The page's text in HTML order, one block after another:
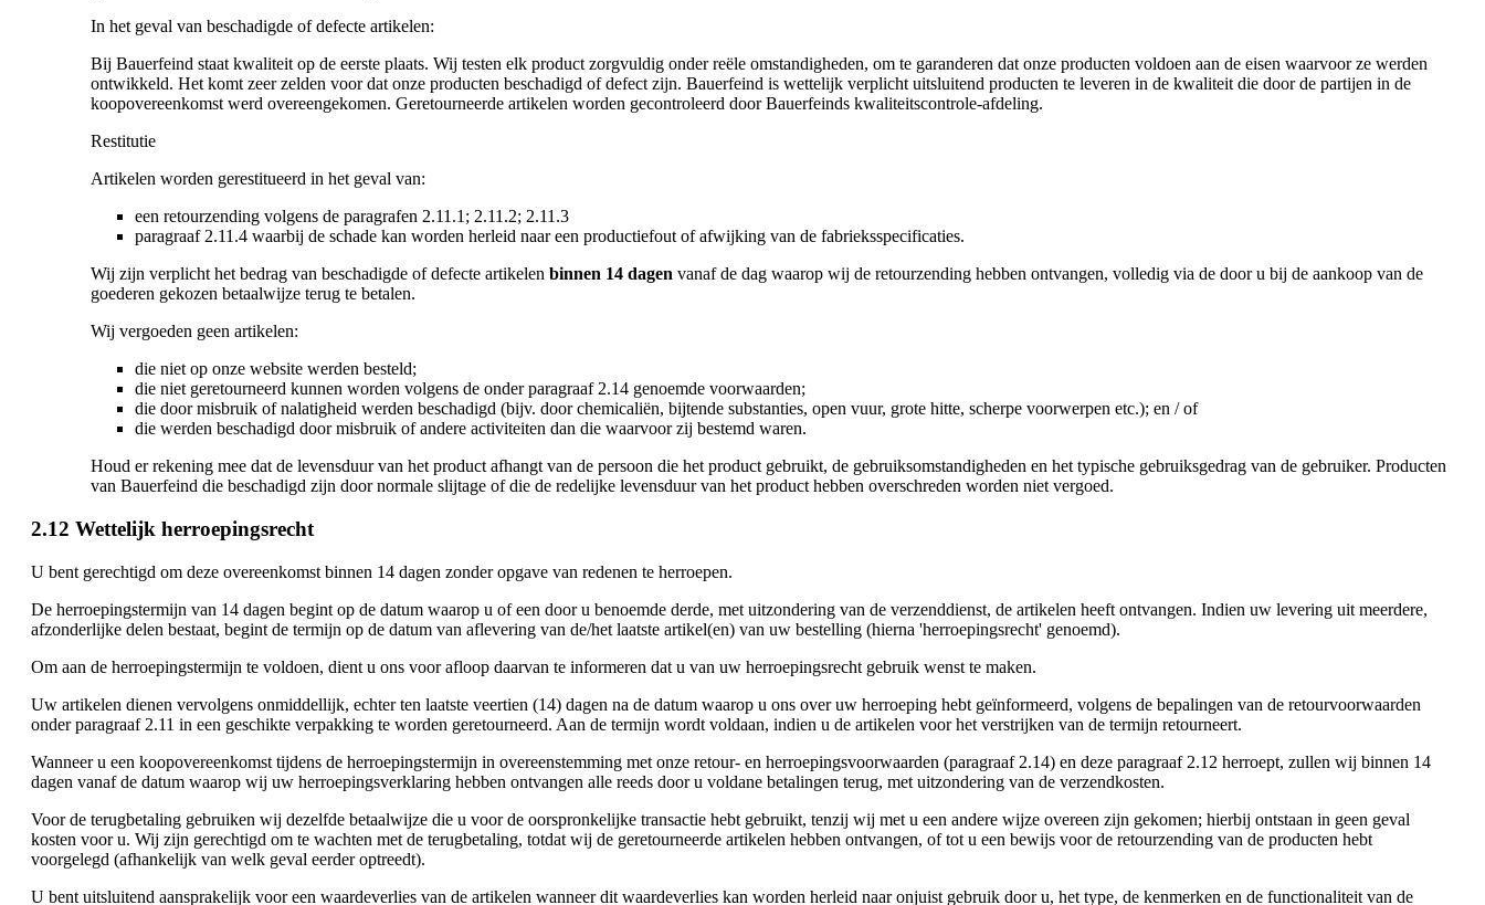
In het geval van beschadigde of defecte artikelen:
Bij Bauerfeind staat kwaliteit op de eerste plaats. Wij testen elk product zorgvuldig onder reële omstandigheden, om te garanderen dat onze producten voldoen aan de eisen waarvoor ze werden
ontwikkeld. Het komt zeer zelden voor dat onze producten beschadigd of defect zijn. Bauerfeind is wettelijk verplicht uitsluitend producten te leveren in de kwaliteit die door de partijen in de
koopovereenkomst werd overeengekomen. Geretourneerde artikelen worden gecontroleerd door Bauerfeinds kwaliteitscontrole-afdeling.
Restitutie
Artikelen worden gerestitueerd in het geval van:
een retourzending volgens de paragrafen 2.11.1; 2.11.2; 2.11.3
paragraaf 2.11.4 waarbij de schade kan worden herleid naar een productiefout of afwijking van de fabrieksspecificaties.
Wij zijn verplicht het bedrag van beschadigde of defecte artikelen binnen 14 dagen vanaf de dag waarop wij de retourzending hebben ontvangen, volledig via de door u bij de aankoop van de
goederen gekozen betaalwijze terug te betalen.
Wij vergoeden geen artikelen:
die niet op onze website werden besteld;
die niet geretourneerd kunnen worden volgens de onder paragraaf 2.14 genoemde voorwaarden;
die door misbruik of nalatigheid werden beschadigd (bijv. door chemicaliën, bijtende substanties, open vuur, grote hitte, scherpe voorwerpen etc.); en / of
die werden beschadigd door misbruik of andere activiteiten dan die waarvoor zij bestemd waren.
Houd er rekening mee dat de levensduur van het product afhangt van de persoon die het product gebruikt, de gebruiksomstandigheden en het typische gebruiksgedrag van de gebruiker. Producten
van Bauerfeind die beschadigd zijn door normale slijtage of die de redelijke levensduur van het product hebben overschreden worden niet vergoed.
2.12 Wettelijk herroepingsrecht
U bent gerechtigd om deze overeenkomst binnen 14 dagen zonder opgave van redenen te herroepen.
De herroepingstermijn van 14 dagen begint op de datum waarop u of een door u benoemde derde, met uitzondering van de verzenddienst, de artikelen heeft ontvangen. Indien uw levering uit meerdere,
afzonderlijke delen bestaat, begint de termijn op de datum van aflevering van de/het laatste artikel(en) van uw bestelling (hierna 'herroepingsrecht' genoemd).
Om aan de herroepingstermijn te voldoen, dient u ons voor afloop daarvan te informeren dat u van uw herroepingsrecht gebruik wenst te maken.
Uw artikelen dienen vervolgens onmiddellijk, echter ten laatste veertien (14) dagen na de datum waarop u ons over uw herroeping hebt geïnformeerd, volgens de bepalingen van de retourvoorwaarden
onder paragraaf 2.11 in een geschikte verpakking te worden geretourneerd. Aan de termijn wordt voldaan, indien u de artikelen voor het verstrijken van de termijn retourneert.
Wanneer u een koopovereenkomst tijdens de herroepingstermijn in overeenstemming met onze retour- en herroepingsvoorwaarden (paragraaf 2.14) en deze paragraaf 2.12 herroept, zullen wij binnen 14
dagen vanaf de datum waarop wij uw herroepingsverklaring hebben ontvangen alle reeds door u voldane betalingen terug, met uitzondering van de verzendkosten.
Voor de terugbetaling gebruiken wij dezelfde betaalwijze die u voor de oorspronkelijke transactie hebt gebruikt, tenzij wij met u een andere wijze overeen zijn gekomen; hierbij ontstaan in geen geval
kosten voor u. Wij zijn gerechtigd om te wachten met de terugbetaling, totdat wij de geretourneerde artikelen hebben ontvangen, of tot u een bewijs voor de retourzending van de producten hebt
voorgelegd (afhankelijk van welk geval eerder optreedt).
U bent uitsluitend aansprakelijk voor een waardeverlies van de artikelen wanneer dit waardeverlies kan worden herleid naar onjuist gebruik door u, het type, de kenmerken en de functionaliteit van de